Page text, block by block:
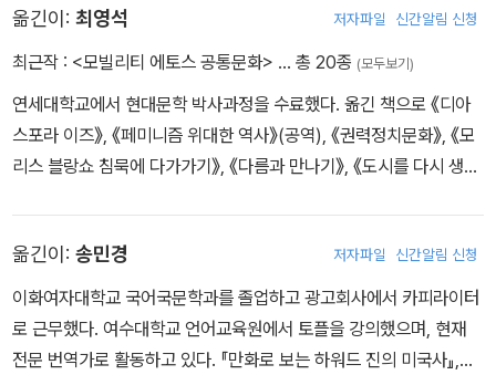
옮긴이: 최영석 저자파일 신간알림 신청
최근작 : <모빌리티 에토스 공통문화> … 총 20종 (모두보기)
연세대학교에서 현대문학 박사과정을 수료했다. 옮긴 책으로 《디아
스포라 이즈》, 《페미니즘 위대한 역사》(공역), 《권력정치문화》, 《모
리스 블랑쇼 침묵에 다가가기》, 《다름과 만나기》, 《도시를 다시 생각
옮긴이: 송민경 저자파일 신간알림 신청
이화여자대학교 국어국문학과를 졸업하고 광고회사에서 카피라이터
로 근무했다. 여수대학교 언어교육원에서 토플을 강의했으며, 현재
전문 번역가로 활동하고 있다. 『만화로 보는 하워드 진의 미국사』,